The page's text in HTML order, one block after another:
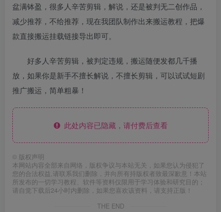
盆满钵盈，很多人辛苦剪辑，解说，还是被判无二创作品，
减少推荐，不给推荐，现在我团队制作出来搬运教程，把爆
款直接搬运挂载链接导出即可。
好多人辛苦剪辑，被判定违规，搬运随便发都几千播
放，如果你是新手不擅长解说，不擅长剪辑，可以试试短剧
推广搬运，简单粗暴！
此处内容已隐藏，请付费后查看
© 版权声明
本网站内容全部来自网络，版权争议与本站无关，如果您认为侵犯了
您的合法权益,请联系我们删除，并向所有持版权者致最深歉意！本站
所发布的一切学习教程、软件等资料仅限用于学习体验和研究目的；
请自觉下载后24小时内删除，如果您喜欢该资料，请支持正版！
THE END